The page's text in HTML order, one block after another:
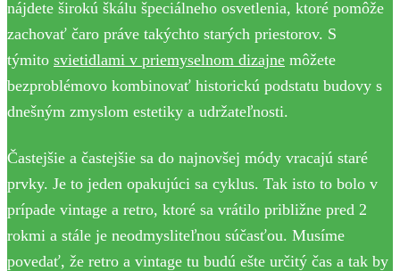
nájdete širokú škálu špeciálneho osvetlenia, ktoré pomôže
zachovať čaro práve takýchto starých priestorov. S
týmito svietidlami v priemyselnom dizajne môžete
bezproblémovo kombinovať historickú podstatu budovy s
dnešným zmyslom estetiky a udržateľnosti.
Častejšie a častejšie sa do najnovšej módy vracajú staré
prvky. Je to jeden opakujúci sa cyklus. Tak isto to bolo v
prípade vintage a retro, ktoré sa vrátilo približne pred 2
rokmi a stále je neodmysliteľnou súčasťou. Musíme
povedať, že retro a vintage tu budú ešte určitý čas a tak by